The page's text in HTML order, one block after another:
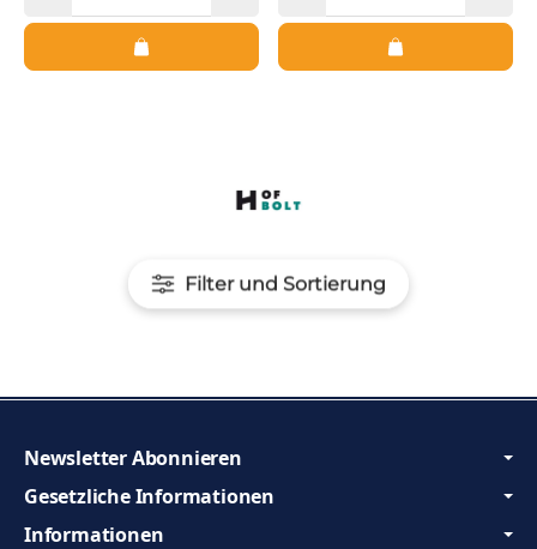
Filter und Sortierung
Gesetzliche Informationen
Informationen
Newsletter Abonnieren